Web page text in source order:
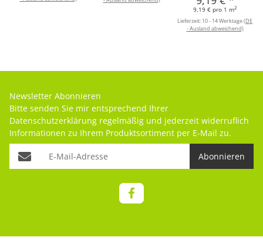
9,19 € pro 1 m2
Lieferzeit: 10 - 14 Werktage(DE
- Ausland abweichend)
Newsletter Abonnieren
Bitte senden Sie mir entsprechend Ihrer
Datenschutzerklärung regelmäßig und jederzeit widerruflich
Informationen zu Ihrem Produktsortiment per E-Mail zu.
Abonnieren